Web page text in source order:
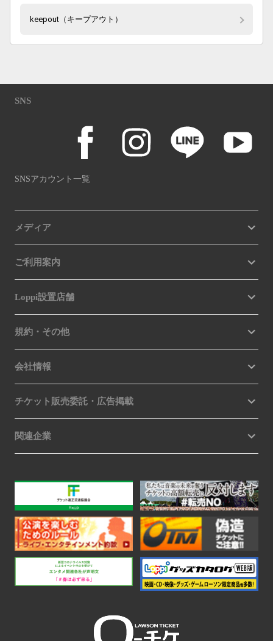
keepout（キープアウト）
SNS
SNSアカウント一覧
メディア
ご利用案内
Loppi設置店舗
規約・その他
会社情報
チケット販売委託・広告掲載
関連企業